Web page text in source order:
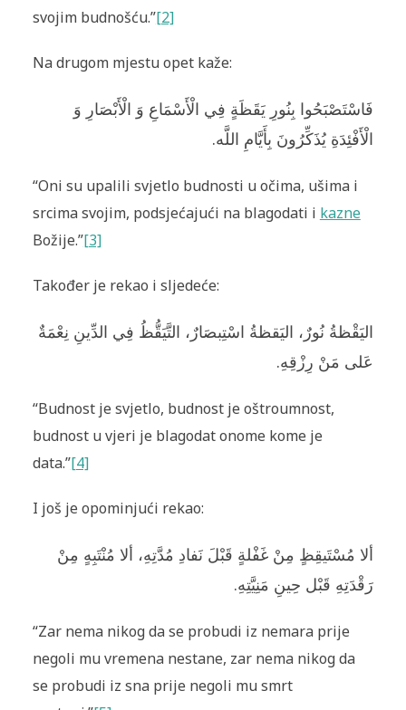
svojim budnošću.”[2]
Na drugom mjestu opet kaže:
فَاسْتَصْبَحُوا بِنُورِ يَقَظَةٍ فِي الْأَسْمَاعِ وَ الْأَبْصَارِ وَ
الْأَفْئِدَةِ يُذَكِّرُونَ بِأَيَّامِ اللَّه.
“Oni su upalili svjetlo budnosti u očima, ušima i
srcima svojim, podsjećajući na blagodati i kazne
Božije.”[3]
Također je rekao i sljedeće:
اليَقْظةُ نُورٌ، اليَقظةُ اسْتِبصَارٌ، التَّيَقُّظُ فِي الدِّينِ نِعْمَةٌ
عَلى مَنْ رِزْقِهِ.
“Budnost je svjetlo, budnost je oštroumnost,
budnost u vjeri je blagodat onome kome je
data.”[4]
I još je opominjući rekao:
ألا مُسْتَيقِظٍ مِنْ غَفْلةٍ قَبْلَ نَفادِ مُدَّتِهِ، ألا مُنْتَبِهٍ مِنْ
رَقْدَتِهِ قَبْل حِينِ مَنِيَّتِهِ.
“Zar nema nikog da se probudi iz nemara prije
negoli mu vremena nestane, zar nema nikog da
se probudi iz sna prije negoli mu smrt